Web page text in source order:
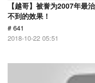
【越哥】被誉为2007年最
不到的效果！
# 641
2018-10-22 05:51